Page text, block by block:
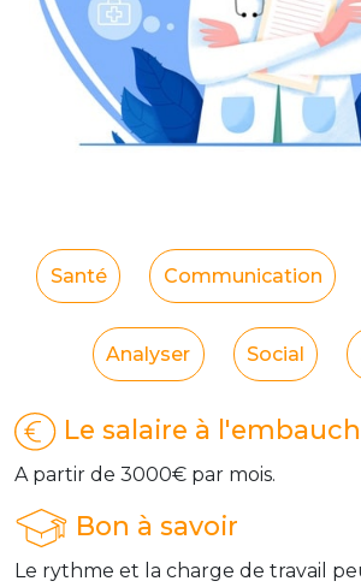
Santé Communication
Analyser Social
Le salaire à
A partir de 3000€ par mois.
Bon à savoir
Le rythme et la charge de travail